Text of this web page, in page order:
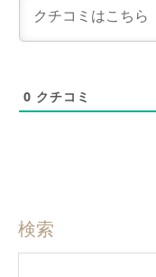
0 クチコミ
検索